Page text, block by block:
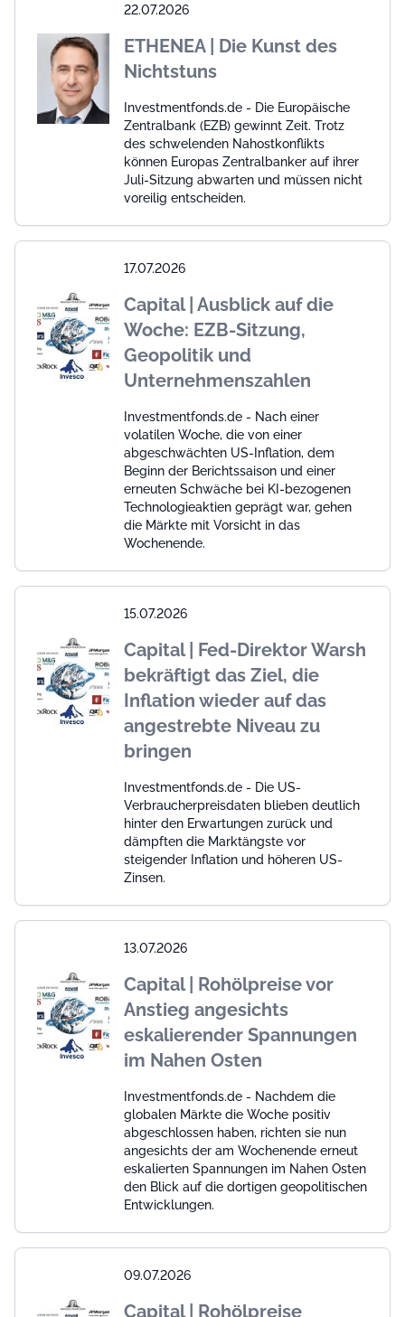
22.07.2026
ETHENEA | Die Kunst des
Nichtstuns
Investmentfonds.de - Die Europäische
Zentralbank (EZB) gewinnt Zeit. Trotz
des schwelenden Nahostkonflikts
können Europas Zentralbanker auf ihrer
Juli-Sitzung abwarten und müssen nicht
voreilig entscheiden.
17.07.2026
Capital | Ausblick auf die
Woche: EZB-Sitzung,
Geopolitik und
Unternehmenszahlen
Investmentfonds.de - Nach einer
volatilen Woche, die von einer
abgeschwächten US-Inflation, dem
Beginn der Berichtssaison und einer
erneuten Schwäche bei KI-bezogenen
Technologieaktien geprägt war, gehen
die Märkte mit Vorsicht in das
Wochenende.
15.07.2026
Capital | Fed-Direktor Warsh
bekräftigt das Ziel, die
Inflation wieder auf das
angestrebte Niveau zu
bringen
Investmentfonds.de - Die US-
Verbraucherpreisdaten blieben deutlich
hinter den Erwartungen zurück und
dämpften die Marktängste vor
steigender Inflation und höheren US-
Zinsen.
13.07.2026
Capital | Rohölpreise vor
Anstieg angesichts
eskalierender Spannungen
im Nahen Osten
Investmentfonds.de - Nachdem die
globalen Märkte die Woche positiv
abgeschlossen haben, richten sie nun
angesichts der am Wochenende erneut
eskalierten Spannungen im Nahen Osten
den Blick auf die dortigen geopolitischen
Entwicklungen.
09.07.2026
Capital | Rohölpreise